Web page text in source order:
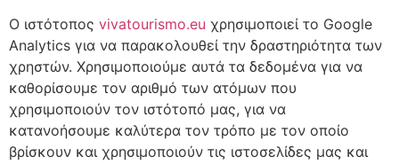
Ο ιστότοπος vivatourismo.eu χρησιμοποιεί το Google
Analytics για να παρακολουθεί την δραστηριότητα των
χρηστών. Χρησιμοποιούμε αυτά τα δεδομένα για να
καθορίσουμε τον αριθμό των ατόμων που
χρησιμοποιούν τον ιστότοπό μας, για να
κατανοήσουμε καλύτερα τον τρόπο με τον οποίο
βρίσκουν και χρησιμοποιούν τις ιστοσελίδες μας και